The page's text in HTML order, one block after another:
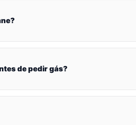
de pedir gás?